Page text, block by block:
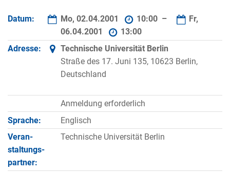
Datum: Mo, 02.04.2001 10:00 –
Fr,
06.04.2001
13:00
Adresse:
Technische Universität Berlin
Straße des 17. Juni 135, 10623 Berlin,
Deutschland
Anmeldung erforderlich
Sprache:
Englisch
Veran­
staltungs­
partner:
Technische Universität Berlin